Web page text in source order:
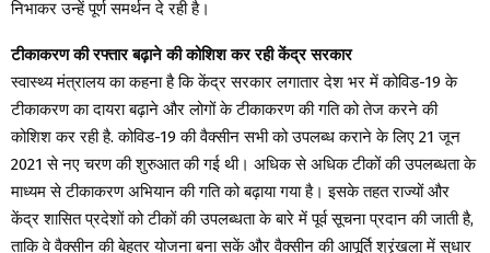
निभाकर उन्हें पूर्ण समर्थन दे रही है।
टीकाकरण की रफ्तार बढ़ाने की कोशिश कर रही केंद्र सरकार
स्वास्थ्य मंत्रालय का कहना है कि केंद्र सरकार लगातार देश भर में कोविड-19 के
टीकाकरण का दायरा बढ़ाने और लोगों के टीकाकरण की गति को तेज करने की
कोशिश कर रही है. कोविड-19 की वैक्सीन सभी को उपलब्ध कराने के लिए 21 जून
2021 से नए चरण की शुरुआत की गई थी। अधिक से अधिक टीकों की उपलब्धता के
माध्यम से टीकाकरण अभियान की गति को बढ़ाया गया है। इसके तहत राज्यों और
केंद्र शासित प्रदेशों को टीकों की उपलब्धता के बारे में पूर्व सूचना प्रदान की जाती है,
ताकि वे वैक्सीन की बेहतर योजना बना सकें और वैक्सीन की आपूर्ति श्रृंखला में सुधार